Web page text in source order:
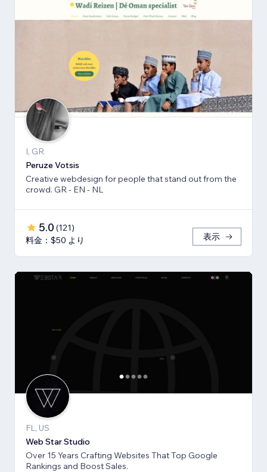
I, GR
Peruze Votsis
Creative webdesign for people that stand out from the
crowd. GR - EN - NL
5.0 (121)
料金：$50 より
表示
FL, US
Web Star Studio
Over 15 Years Crafting Websites That Top Google
Rankings and Boost Sales.